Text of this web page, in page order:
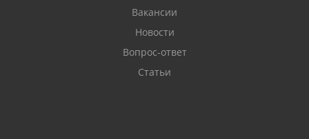
Вакансии
Новости
Вопрос-ответ
Статьи